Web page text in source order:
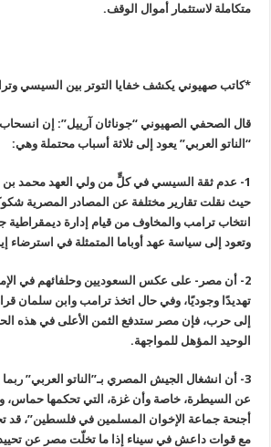
متكاملة لاستثمار أموال الوقف.
*كاتب صهيوني يكشف خفايا التوتر بين السيسي
قال الصحفي الصهيوني “جوناثان آرييل”: إن
“الناتو العربي” يعود إلى ثلاثة أسباب محتملة وهي:
1- عدم ثقة السيسي في كلٍّ من ولي العهد محمد بن
حيث نقلت تقارير مختلفة عن المصادر المصرية
انتخاب ترامب والمخاوف من قيام إدارة ديمقراطية
وتعود إلى سياسة عهد أوباما المتمثلة في استرضاء
2-
أن مصر- على عكس السعوديين وحلفائهم في
تهديدًا وجوديًا، وفي حال اتخذ ترامب وابن سلمان
إلى حرب، فإن مصر ستدفع الثمن الأعلى في هذه
الوحيد المؤهل للمواجهة.
3-
أن انشغال الجيش المصري بـ”الناتو العربي”
عن السيطرة، خاصة وأن غزة، التي تحكمها حماس،
أجنحة جماعة الإخوان المسلمين في فلسطين”، قد
مع قوات داعش في سيناء إذا ما تخلّت مصر عن